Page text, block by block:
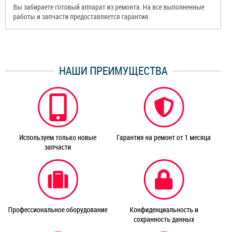
Вы забираете готовый аппарат из ремонта. На все выполненные
работы и запчасти предоставляется гарантия.
НАШИ ПРЕИМУЩЕСТВА
Используем только новые
запчасти
Гарантия на ремонт от 1 месяца
Профессиональное оборудование
Конфиденциальность и
сохранность данных